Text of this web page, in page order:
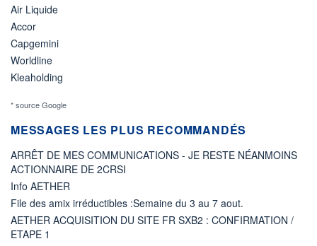
Air Liquide
Accor
Capgemini
Worldline
Kleaholding
* source Google
MESSAGES LES PLUS RECOMMANDÉS
ARRÊT DE MES COMMUNICATIONS - JE RESTE NÉANMOINS
ACTIONNAIRE DE 2CRSI
Info AETHER
File des amix irréductibles :Semaine du 3 au 7 aout.
AETHER ACQUISITION DU SITE FR SXB2 : CONFIRMATION /
ETAPE 1